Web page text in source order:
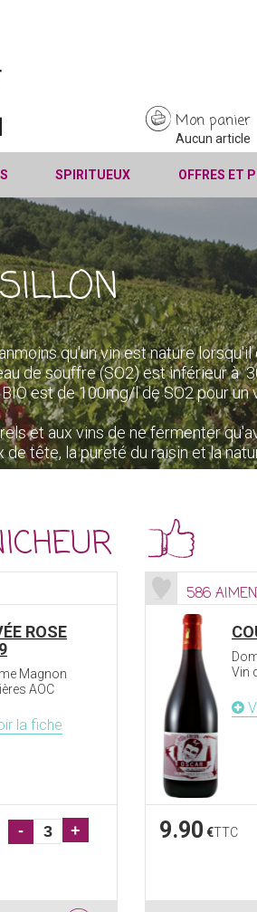
Mon panier
Aucun article
SPIRITUEUX OFFRES ET
qu'un vin est nature lorsqu'il
de souffre (SO2) est inférieur à
est de 100mg/l de SO2 pour un
et aux vins de ne fermenter
tête, la pureté du raisin et la
ROSE
Magnon
AOC
la fiche
- +
586
Vin
9.90 €TTC